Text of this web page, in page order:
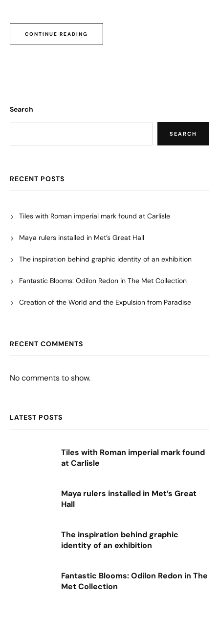
CONTINUE READING
Search
SEARCH
RECENT POSTS
Tiles with Roman imperial mark found at Carlisle
Maya rulers installed in Met’s Great Hall
The inspiration behind graphic identity of an exhibition
Fantastic Blooms: Odilon Redon in The Met Collection
Creation of the World and the Expulsion from Paradise
RECENT COMMENTS
No comments to show.
LATEST POSTS
Tiles with Roman imperial mark found
at Carlisle
Maya rulers installed in Met’s Great
Hall
The inspiration behind graphic
identity of an exhibition
Fantastic Blooms: Odilon Redon in The
Met Collection